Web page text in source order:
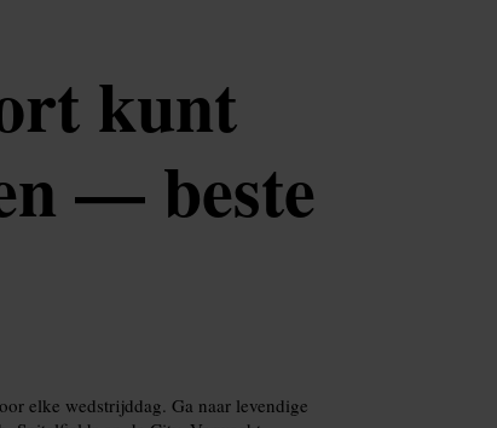
kunt
— beste
elke wedstrijddag. Ga naar levendige